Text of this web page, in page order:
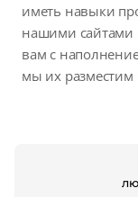
иметь навыки
нашими сайтами
вам с
мы их разместим